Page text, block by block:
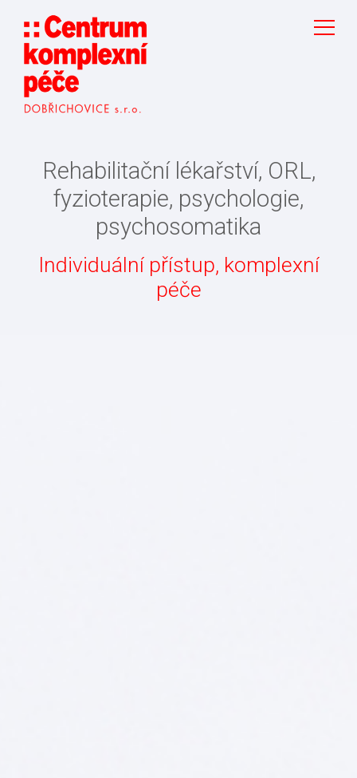
Rehabilitační lékařství, ORL,
fyzioterapie, psychologie,
psychosomatika
Individuální přístup, komplexní
péče